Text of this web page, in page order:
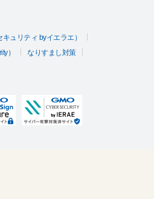
ュリティ byイエラエ）
）
なりすまし対策